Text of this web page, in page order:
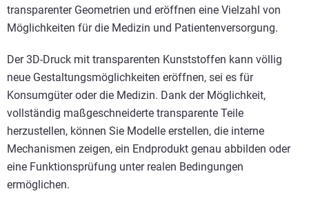
transparenter Geometrien und eröffnen eine Vielzahl von
Möglichkeiten für die Medizin und Patientenversorgung.
Der 3D-Druck mit transparenten Kunststoffen kann völlig
neue Gestaltungsmöglichkeiten eröffnen, sei es für
Konsumgüter oder die Medizin. Dank der Möglichkeit,
vollständig maßgeschneiderte transparente Teile
herzustellen, können Sie Modelle erstellen, die interne
Mechanismen zeigen, ein Endprodukt genau abbilden oder
eine Funktionsprüfung unter realen Bedingungen
ermöglichen.